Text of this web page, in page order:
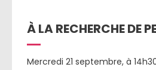
À LA RECHERCHE DE
Mercredi 21 septembre, à